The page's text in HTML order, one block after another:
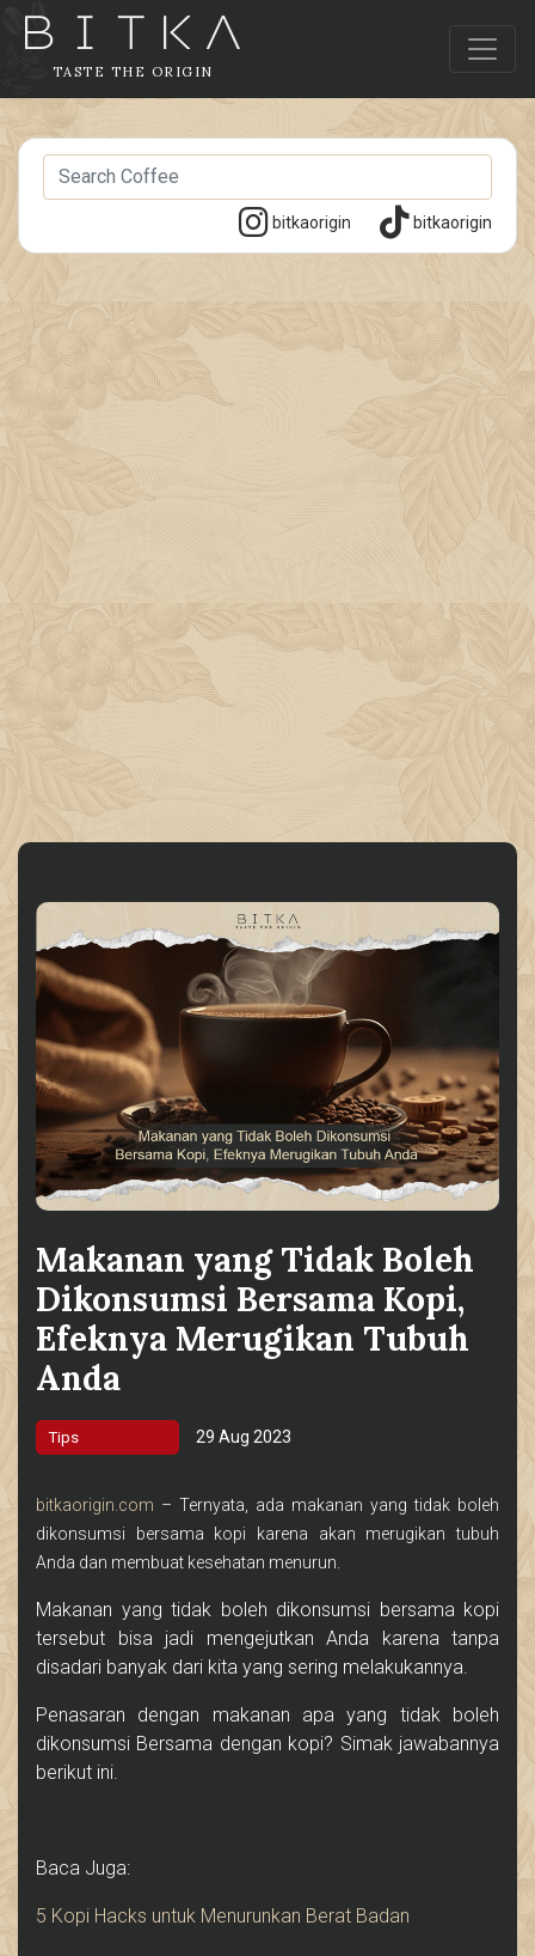
TASTE THE ORIGIN
bitkaorigin bitkaorigin
Makanan yang Tidak Boleh
Dikonsumsi Bersama Kopi,
Efeknya Merugikan Tubuh
Anda
Tips 29 Aug 2023
bitkaorigin.com – Ternyata, ada makanan yang tidak boleh
dikonsumsi bersama kopi karena akan merugikan tubuh
Anda dan membuat kesehatan menurun.
Makanan yang tidak boleh dikonsumsi bersama kopi
tersebut bisa jadi mengejutkan Anda karena tanpa
disadari banyak dari kita yang sering melakukannya.
Penasaran dengan makanan apa yang tidak boleh
dikonsumsi Bersama dengan kopi? Simak jawabannya
berikut ini.
Baca Juga:
5 Kopi Hacks untuk Menurunkan Berat Badan